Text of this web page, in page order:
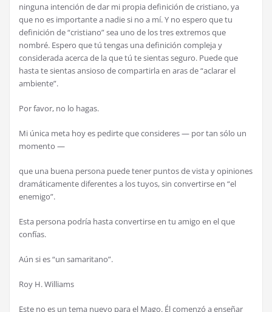
ninguna intención de dar mi propia definición de cristiano, ya
que no es importante a nadie si no a mí. Y no espero que tu
definición de “cristiano” sea uno de los tres extremos que
nombré. Espero que tú tengas una definición compleja y
considerada acerca de la que tú te sientas seguro. Puede que
hasta te sientas ansioso de compartirla en aras de “aclarar el
ambiente”.
Por favor, no lo hagas.
Mi única meta hoy es pedirte que consideres — por tan sólo un
momento —
que una buena persona puede tener puntos de vista y opiniones
dramáticamente diferentes a los tuyos, sin convertirse en “el
enemigo”.
Esta persona podría hasta convertirse en tu amigo en el que
confías.
Aún si es “un samaritano”.
Roy H. Williams
Este no es un tema nuevo para el Mago. Él comenzó a enseñar